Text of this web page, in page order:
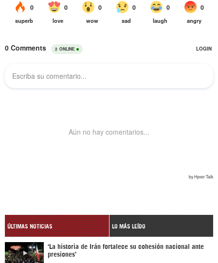
ÚLTIMAS NOTICIAS LO MÁS LEÍDO
‘La historia de Irán fortalece su cohesión nacional ante
presiones’